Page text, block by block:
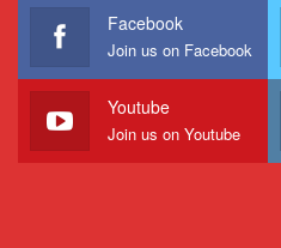
Facebook
Join us on Facebook
Youtube
Join us on Youtube